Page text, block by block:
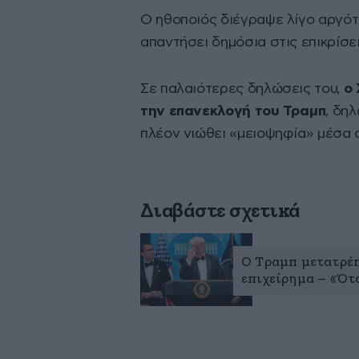
Ο ηθοποιός διέγραψε λίγο
απαντήσει δημόσια στις
Σε παλαιότερες δηλώσεις του, ο
την επανεκλογή του Τραμπ,
πλέον νιώθει «μειοψηφία»
Διαβάστε σχετικά
Ο Τραμπ
επιχείρημα –